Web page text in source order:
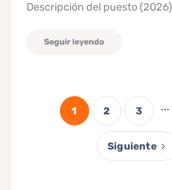
Descripción del puesto (2026)
Seguir leyendo
1 2 3 ...
Siguiente